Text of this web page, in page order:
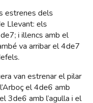
estrenes dels
Llevant: els
i illencs amb el
va arribar el 4de7
van estrenar el pilar
el 4de6 amb
3de6 amb l’agulla i el